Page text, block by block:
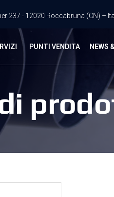
237 - 12020 Roccabruna (CN) –
PUNTI VENDITA NEWS